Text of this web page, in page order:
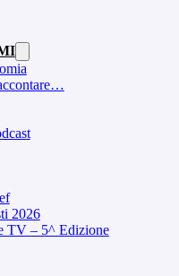
2026
TV – 5^ Edizione